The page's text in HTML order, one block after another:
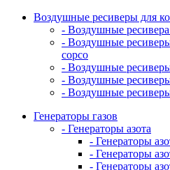
Воздушные ресиверы для
- Воздушные
- Воздушные
copco
- Воздушные
- Воздушные
- Воздушные
Генераторы газов
- Генераторы азота
- Генераторы
- Генераторы
- Генераторы